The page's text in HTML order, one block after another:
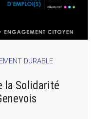
DURABLE
la Solidarité